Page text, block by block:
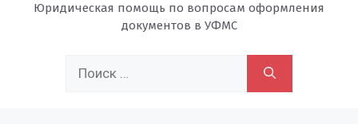
Юридическая помощь по вопросам оформления
документов в УФМС